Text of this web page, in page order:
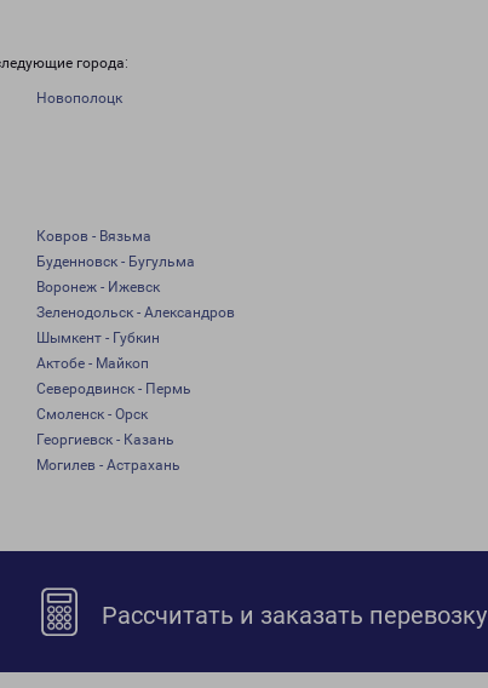
города:
Новополоцк
Ковров - Вязьма
Буденновск - Бугульма
Воронеж - Ижевск
Зеленодольск - Александров
Шымкент - Губкин
Актобе - Майкоп
Северодвинск - Пермь
Смоленск - Орск
Георгиевск - Казань
Могилев - Астрахань
Рассчитать и заказать перевозку